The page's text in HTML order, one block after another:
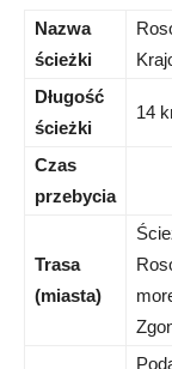
Nazwa
ścieżki
Długość
ścieżki
14
Czas
przebycia
Trasa
(miasta)